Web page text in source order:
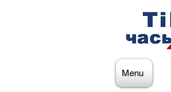
Menu